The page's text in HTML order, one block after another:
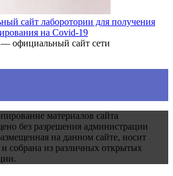
сайт лаборотории для получения
на Covid-19
официальный сайт сети
материалов сайта
без разрешения администрации
на данном сайте, носит
собрана из различных открытых